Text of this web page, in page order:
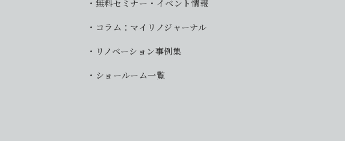
無料セミナー・イベント情報
コラム：マイリノジャーナル
リノベーション事例集
ショールーム一覧